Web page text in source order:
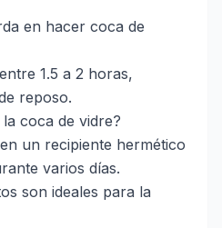
en hacer coca de
1.5 a 2 horas,
reposo.
coca de vidre?
un recipiente hermético
varios días.
son ideales para la